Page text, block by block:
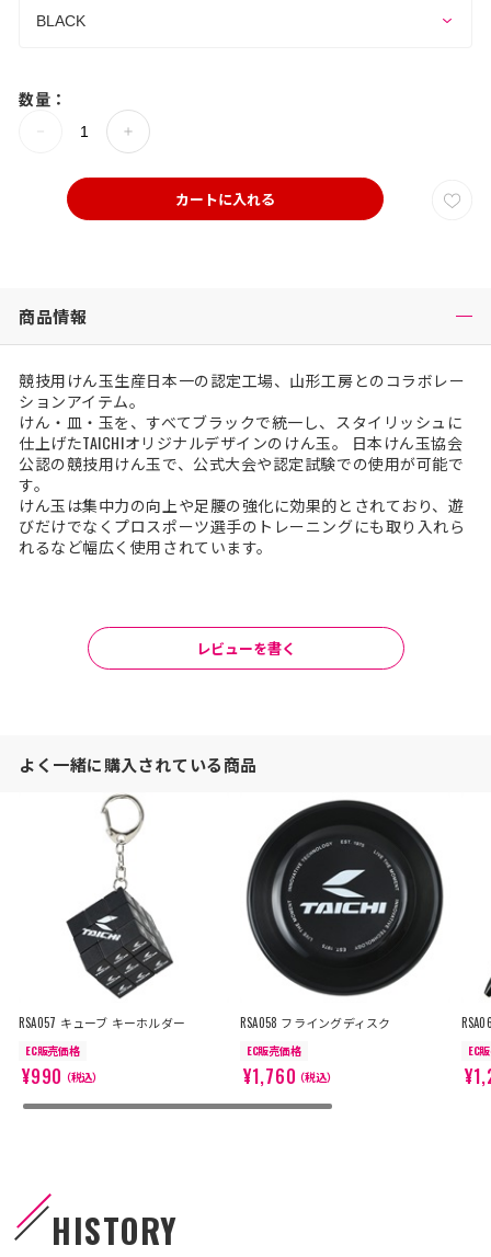
数量：
カートに入れる
商品情報
競技用けん玉生産日本一の認定工場、山形工房とのコラボレー
ションアイテム。
けん・皿・玉を、すべてブラックで統一し、スタイリッシュに
仕上げたTAICHIオリジナルデザインのけん玉。 日本けん玉協会
公認の競技用けん玉で、公式大会や認定試験での使用が可能で
す。
けん玉は集中力の向上や足腰の強化に効果的とされており、遊
びだけでなくプロスポーツ選手のトレーニングにも取り入れら
れるなど幅広く使用されています。
レビューを書く
よく一緒に購入されている商品
RSA057 キューブ キーホルダー
EC販売価格
¥990（税込）
RSA058 フライングディスク
EC販売価格
¥1,760（税込）
EC
HISTORY